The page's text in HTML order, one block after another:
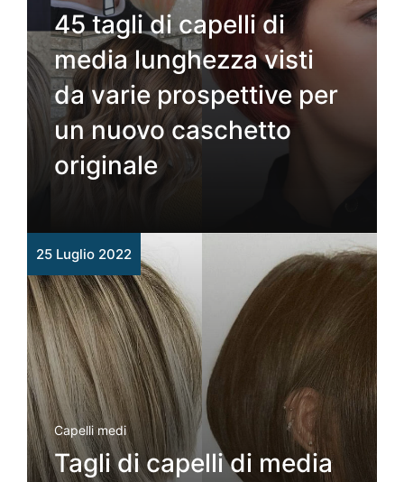
45 tagli di capelli di
media lunghezza visti
da varie prospettive per
un nuovo caschetto
originale
25 Luglio 2022
Capelli medi
Tagli di capelli di media